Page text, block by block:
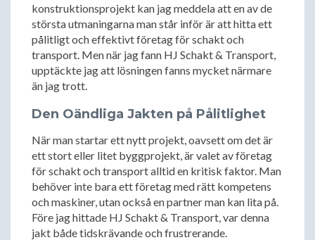
konstruktionsprojekt kan jag meddela att en av de
största utmaningarna man står inför är att hitta ett
pålitligt och effektivt företag för schakt och
transport. Men när jag fann HJ Schakt & Transport,
upptäckte jag att lösningen fanns mycket närmare
än jag trott.
Den Oändliga Jakten på Pålitlighet
När man startar ett nytt projekt, oavsett om det är
ett stort eller litet byggprojekt, är valet av företag
för schakt och transport alltid en kritisk faktor. Man
behöver inte bara ett företag med rätt kompetens
och maskiner, utan också en partner man kan lita på.
Före jag hittade HJ Schakt & Transport, var denna
jakt både tidskrävande och frustrerande.